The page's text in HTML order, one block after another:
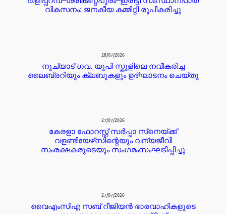
വികസനം: ജനകീയ കമ്മിറ്റി രൂപീകരിച്ചു
28/07/2026
നുച്യാട് ഗവ. യുപി സ്കൂളിലെ നവീകരിച്ച
ലൈബ്രറിയും ക്ലബുകളും ഉദ്ഘാടനം ചെയ്തു
27/07/2026
കേരളാ ഫോറസ്റ്റ് സർപ്പാ സ്‌നെയ്ക്ക്
വളണ്ടിയേഴ്‌സിന്റെയും വന്യജീവി
സംരക്ഷകരുടെയും സംഗമംസംഘടിപ്പിച്ചു
27/07/2026
വൈഎംസിഎ സബ് റീജിയൻ ഭാരവാഹികളുടെ